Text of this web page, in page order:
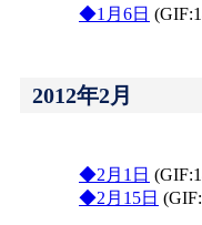
◆1月6日
2012年2月
◆2月1日
◆2月15日